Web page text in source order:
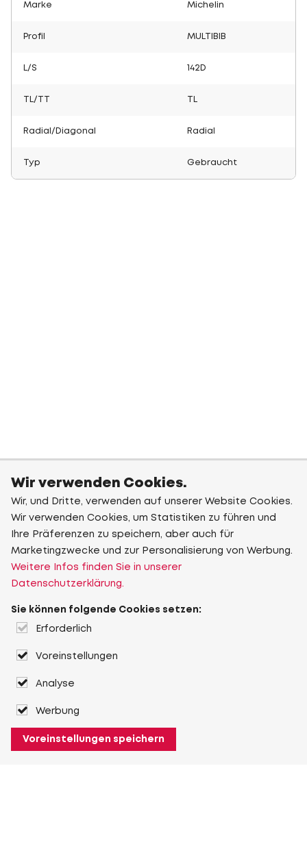
Marke Michelin
Profil MULTIBIB
L/S 142D
TL/TT
Radial/Diagonal Radial
Typ Gebraucht
Wir verwenden Cookies.
Wir, und Dritte, verwenden auf unserer Website Cookies.
Wir verwenden Cookies, um Statistiken zu führen und
Ihre Präferenzen zu speichern, aber auch für
Marketingzwecke und zur Personalisierung von Werbung.
Weitere Infos finden Sie in unserer
Datenschutzerklärung.
Sie können folgende Cookies setzen:
Erforderlich
Voreinstellungen
Analyse
Werbung
Voreinstellungen speichern